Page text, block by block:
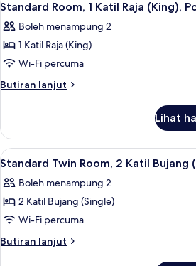
Pool
semua
foto
untuk
Standard
Room,
Raja
(King),
Pool
View
5
Standard Room, 1 Katil Raja (King),
Boleh menampung 2
1 Katil Raja (King)
Wi-Fi percuma
Butiran lanjut
Butiran
Room,
Katil
(King),
Pool
Lihat
Lihat
semua
foto
untuk
Standard
Twin
8
Standard Twin Room, 2 Katil Bujang
Boleh menampung 2
2 Katil Bujang (Single)
Wi-Fi percuma
Butiran lanjut
Butiran